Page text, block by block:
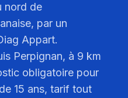
nord de
par un
Appart.
Perpignan, à 9 km
obligatoire pour
15 ans, tarif tout